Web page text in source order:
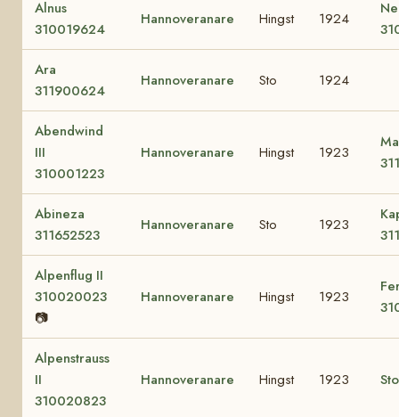
Alnus
310019624
Hannoveranare Hingst 1924
Ara
311900624
Hannoveranare Sto 1924
Abendwind
III
310001223
Hannoveranare Hingst 1923
Abineza
311652523
Hannoveranare Sto 1923
Alpenflug II
310020023
📷
Hannoveranare Hingst 1923
Alpenstrauss
II
310020823
Hannoveranare Hingst 1923